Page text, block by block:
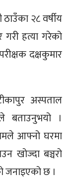
ठाउँका २८ वर्षीय
गरी हत्या गरेको
दक्षकुमार
अस्पताल
बताउनुभयो ।
आफ्नो घरमा
खोज्दा बञ्चरो
जनाइएको छ ।